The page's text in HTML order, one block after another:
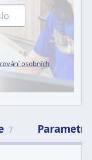
osobních
7 Parametry